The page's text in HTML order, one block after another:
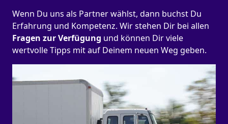
Wenn Du uns als Partner wählst, dann buchst Du
Erfahrung und Kompetenz. Wir stehen Dir bei allen
Fragen zur Verfügung und können Dir viele
wertvolle Tipps mit auf Deinem neuen Weg geben.